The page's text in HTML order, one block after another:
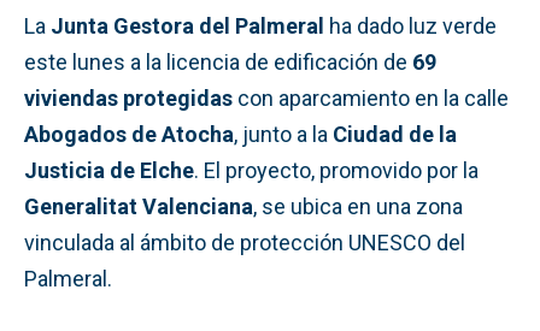
La Junta Gestora del Palmeral ha dado luz verde
este lunes a la licencia de edificación de 69
viviendas protegidas con aparcamiento en la calle
Abogados de Atocha, junto a la Ciudad de la
Justicia de Elche. El proyecto, promovido por la
Generalitat Valenciana, se ubica en una zona
vinculada al ámbito de protección UNESCO del
Palmeral.